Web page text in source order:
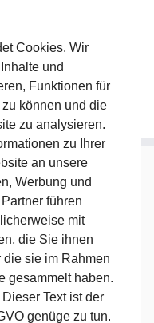
Cookies. Wir
und
Funktionen für
können und die
zu analysieren.
zu Ihrer
an unsere
Werbung und
führen
mit
die Sie ihnen
die sie im Rahmen
gesammelt haben.
Text ist der
genüge zu tun.